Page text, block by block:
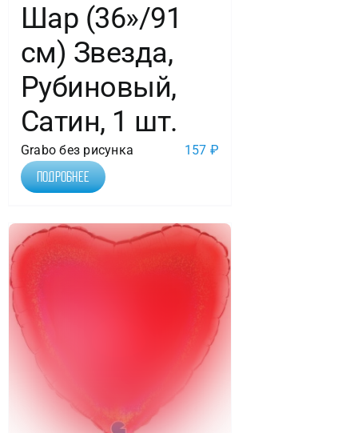
Шар (36»/91
см) Звезда,
Рубиновый,
Сатин, 1 шт.
Grabo без рисунка 157 ₽
Подробнее